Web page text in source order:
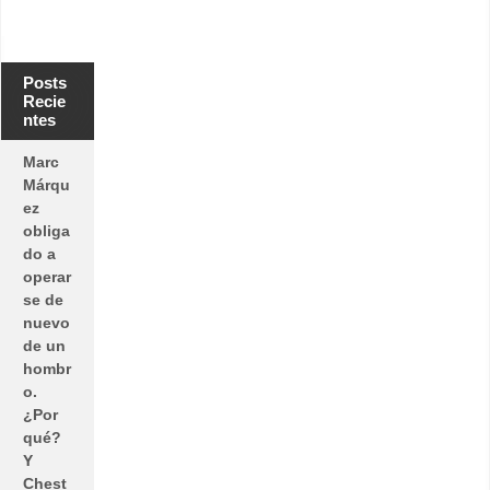
Posts
Recie
ntes
Marc
Márqu
ez
obliga
do a
operar
se de
nuevo
de un
hombr
o.
¿Por
qué?
Y
Chest